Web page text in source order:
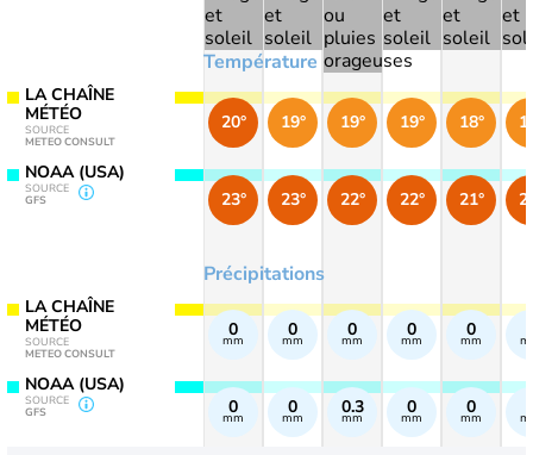
LA CHAÎNE
MÉTÉO
SOURCE
METEO CONSULT
NOAA (USA)
SOURCE
GFS
LA CHAÎNE
MÉTÉO
SOURCE
METEO CONSULT
NOAA (USA)
SOURCE
GFS
Température
Précipitations
20°
23°
0
mm
0
mm
19°
23°
0
mm
0
mm
19°
22°
0
mm
0.3
mm
19°
22°
0
mm
0
mm
18°
21°
0
mm
0
mm